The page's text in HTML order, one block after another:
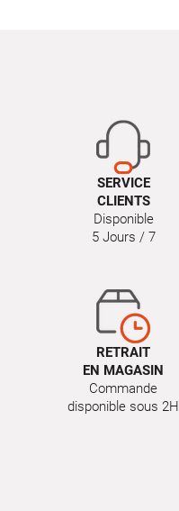
SERVICE
CLIENTS
Disponible
5 Jours / 7
RETRAIT
EN MAGASIN
Commande
disponible sous 2H